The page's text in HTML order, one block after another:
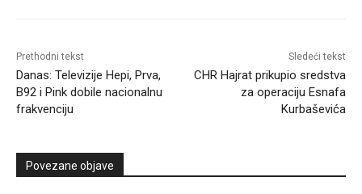
Prethodni tekst
Danas: Televizije Hepi, Prva,
B92 i Pink dobile nacionalnu
frakvenciju
Sledeći tekst
CHR Hajrat prikupio sredstva
za operaciju Esnafa
Kurbaševića
Povezane objave